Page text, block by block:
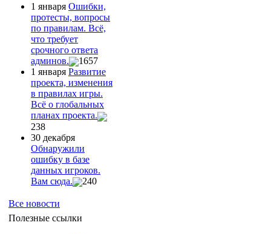
1 января Ошибки,
протесты, вопросы
по правилам. Всё,
что требует
срочного ответа
админов.
1657
1 января Развитие
проекта, изменения
в правилах игры.
Всё о глобальных
планах проекта.
238
30 декабря
Обнаружили
ошибку в базе
данных игроков.
Вам сюда.
240
Все новости
Полезные ссылки